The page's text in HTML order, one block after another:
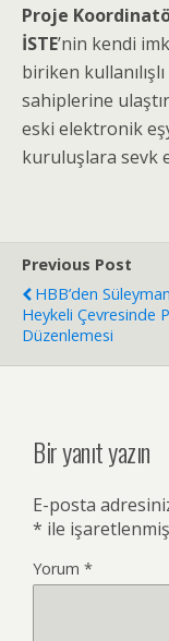
Proje
İSTE’nin kendi
biriken
sahiplerine
eski elektronik
kuruluşlara sevk
Previous Post
HBB’den
Heykeli Çevresinde
Düzenlemesi
Bir yanıt yazın
E-posta
* ile
Yorum *